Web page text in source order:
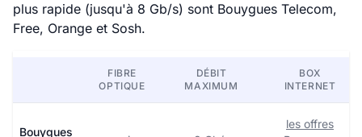
plus rapide (jusqu'à 8 Gb/s) sont Bouygues Telecom,
Free, Orange et Sosh.
FIBRE
OPTIQUE
DÉBIT
MAXIMUM
BOX
INTERNET
Bouygues
les offres